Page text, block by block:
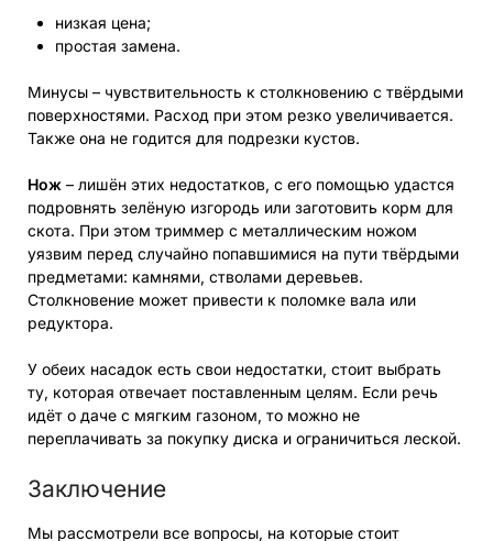
низкая цена;
простая замена.
Минусы – чувствительность к столкновению с твёрдыми
поверхностями. Расход при этом резко увеличивается.
Также она не годится для подрезки кустов.
Нож – лишён этих недостатков, с его помощью удастся
подровнять зелёную изгородь или заготовить корм для
скота. При этом триммер с металлическим ножом
уязвим перед случайно попавшимися на пути твёрдыми
предметами: камнями, стволами деревьев.
Столкновение может привести к поломке вала или
редуктора.
У обеих насадок есть свои недостатки, стоит выбрать
ту, которая отвечает поставленным целям. Если речь
идёт о даче с мягким газоном, то можно не
переплачивать за покупку диска и ограничиться леской.
Заключение
Мы рассмотрели все вопросы, на которые стоит